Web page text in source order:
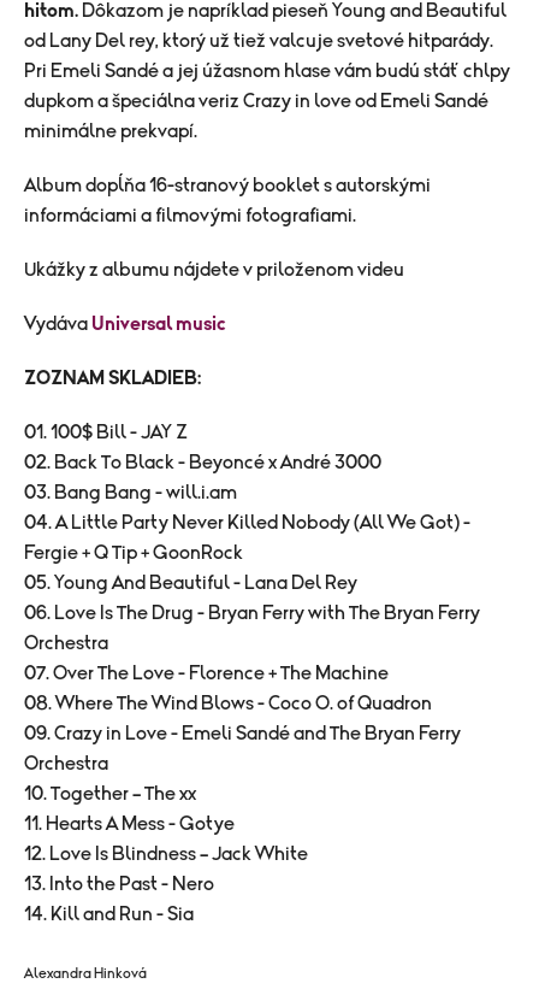
hitom. Dôkazom je napríklad pieseň Young and Beautiful
od Lany Del rey, ktorý už tiež valcuje svetové hitparády.
Pri Emeli Sandé a jej úžasnom hlase vám budú stáť chlpy
dupkom a špeciálna veriz Crazy in love od Emeli Sandé
minimálne prekvapí.
Album dopĺňa 16-stranový booklet s autorskými
informáciami a filmovými fotografiami.
Ukážky z albumu nájdete v priloženom videu
Vydáva Universal music
ZOZNAM SKLADIEB:
01. 100$ Bill - JAY Z
02. Back To Black - Beyoncé x André 3000
03. Bang Bang - will.i.am
04. A Little Party Never Killed Nobody (All We Got) -
Fergie + Q Tip + GoonRock
05. Young And Beautiful - Lana Del Rey
06. Love Is The Drug - Bryan Ferry with The Bryan Ferry
Orchestra
07. Over The Love - Florence + The Machine
08. Where The Wind Blows - Coco O. of Quadron
09. Crazy in Love - Emeli Sandé and The Bryan Ferry
Orchestra
10. Together – The xx
11. Hearts A Mess - Gotye
12. Love Is Blindness – Jack White
13. Into the Past - Nero
14. Kill and Run - Sia
Alexandra Hinková